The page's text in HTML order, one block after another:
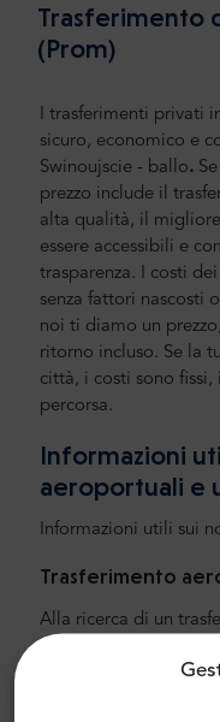
Trasferimento
(Prom)
I trasferimenti privati
sicuro, economico e
Swinoujscie - ballo.
prezzo include il
alta qualità, il
essere accessibili e
trasparenza. I costi
senza fattori nascosti
noi ti diamo un
ritorno incluso. Se la
città, i costi sono
percorsa.
Informazioni
aeroportuali e
Informazioni utili sui
Trasferimento
Alla ricerca di un
viaggiatori dagli